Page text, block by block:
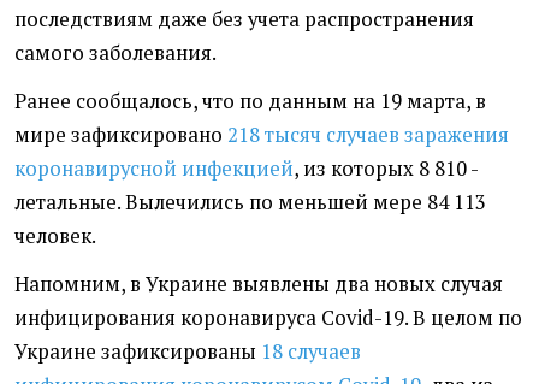
последствиям даже без учета распространения
самого заболевания.
Ранее сообщалось, что по данным на 19 марта, в
мире зафиксировано 218 тысяч случаев заражения
коронавирусной инфекцией, из которых 8 810 -
летальные. Вылечились по меньшей мере 84 113
человек.
Напомним, в Украине выявлены два новых случая
инфицирования коронавируса Covid-19. В целом по
Украине зафиксированы 18 случаев